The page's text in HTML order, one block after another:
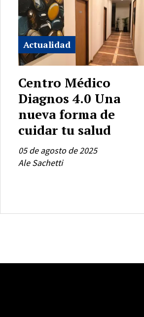
Centro Médico
Diagnos 4.0 Una
nueva forma de
cuidar tu salud
Ale Sachetti
Actualidad
05 de agosto de 2025